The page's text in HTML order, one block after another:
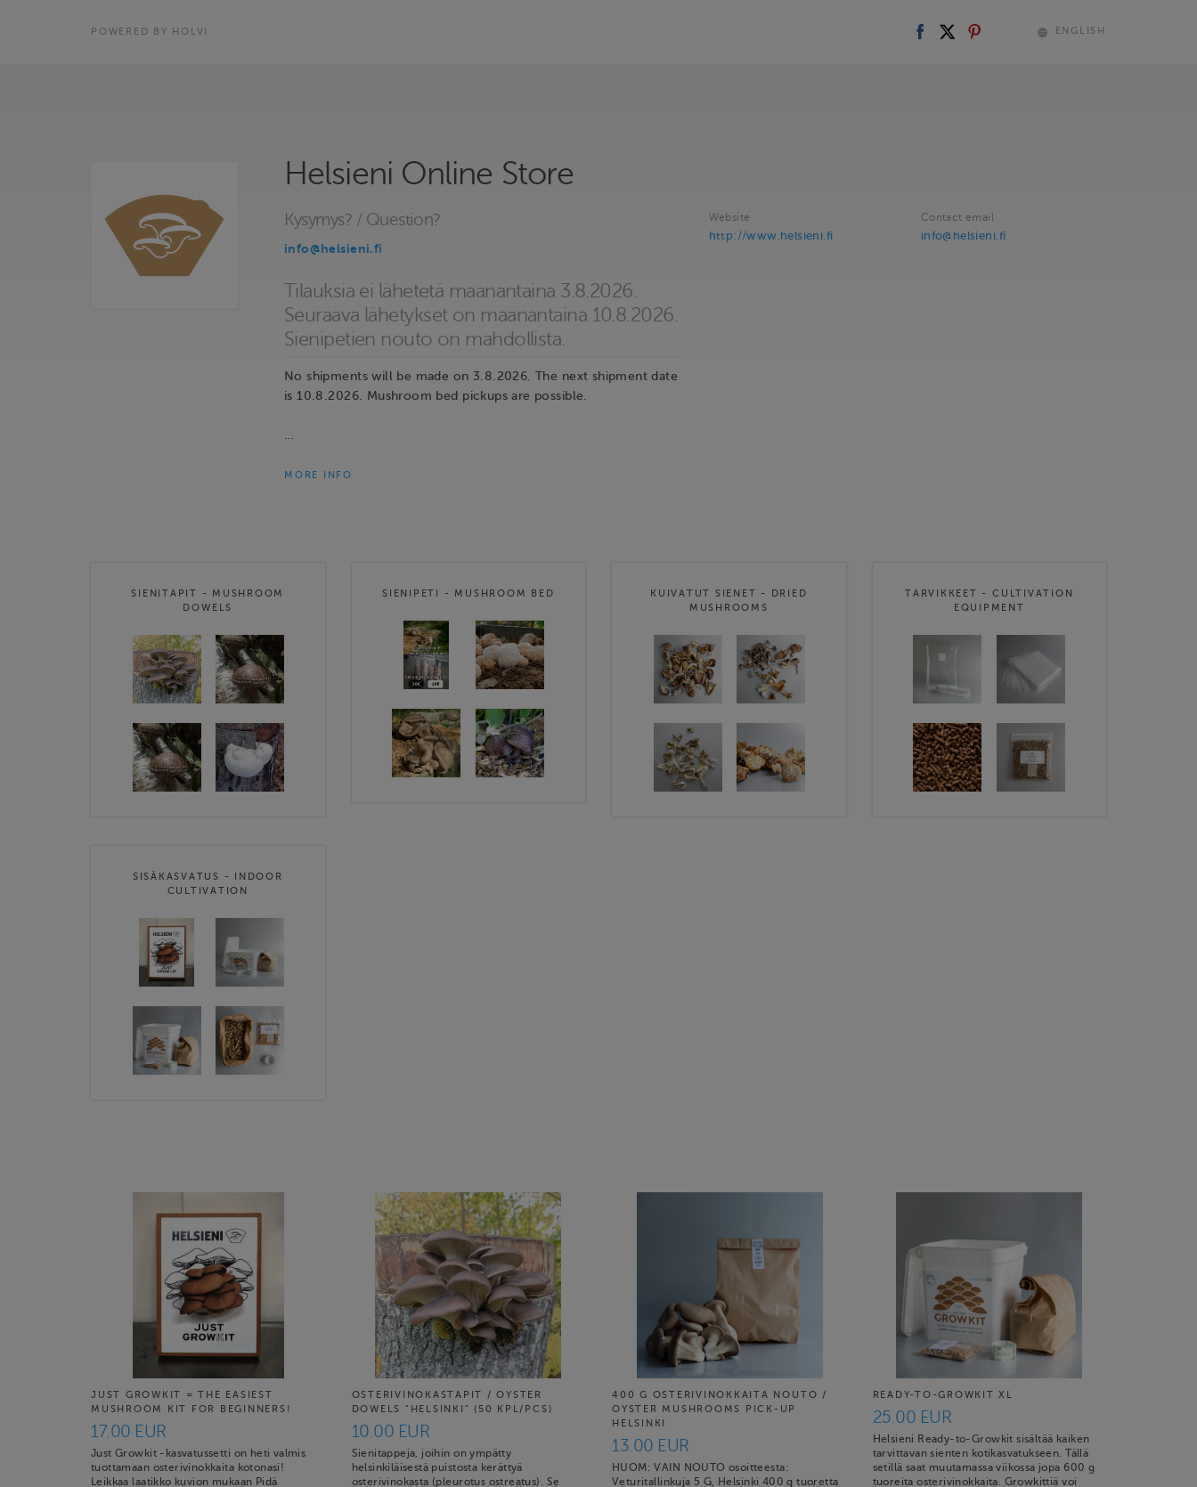
POWERED BY HOLVI ENGLISH
Helsieni Online Store
Kysymys? / Question?
info@helsieni.fi
Tilauksia ei lähetetä maanantaina 3.8.2026.
Seuraava lähetykset on maanantaina 10.8.2026.
Sienipetien nouto on mahdollista.
No shipments will be made on 3.8.2026. The next shipment date
is 10.8.2026. Mushroom bed pickups are possible.
MORE INFO
Website
http://www.helsieni.fi
Contact email
info@helsieni.fi
SIENITAPIT - MUSHROOM
DOWELS
SIENIPETI - MUSHROOM BED
KUIVATUT SIENET - DRIED
MUSHROOMS
TARVIKKEET - CULTIVATION
EQUIPMENT
SISÄKASVATUS - INDOOR
CULTIVATION
JUST GROWKIT = THE EASIEST
MUSHROOM KIT FOR BEGINNERS!
17.00 EUR
Just Growkit -kasvatussetti on heti valmis
tuottamaan osterivinokkaita kotonasi!
Leikkaa laatikko kuvion mukaan Pidä
OSTERIVINOKASTAPIT / OYSTER
DOWELS "HELSINKI" (50 KPL/PCS)
10.00 EUR
Sienitappeja, joihin on ympätty
helsinkiläisestä puistosta kerättyä
osterivinokasta (pleurotus ostreatus). Se
400 G OSTERIVINOKKAITA NOUTO /
OYSTER MUSHROOMS PICK-UP
HELSINKI
13.00 EUR
HUOM: VAIN NOUTO osoitteesta:
Veturitallinkuja 5 G, Helsinki 400 g tuoretta
READY-TO-GROWKIT XL
25.00 EUR
Helsieni Ready-to-Growkit sisältää kaiken
tarvittavan sienten kotikasvatukseen. Tällä
setillä saat muutamassa viikossa jopa 600 g
tuoreita osterivinokkaita. Growkittiä voi